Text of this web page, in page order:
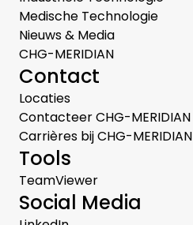
Medische Technologie
Nieuws & Media
CHG-MERIDIAN
Contact
Locaties
Contacteer CHG-MERIDIAN
Carrières bij CHG-MERIDIAN
Tools
TeamViewer
Social Media